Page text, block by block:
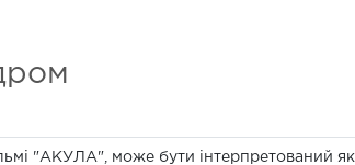
"АКУЛА", може бути інтерпретований